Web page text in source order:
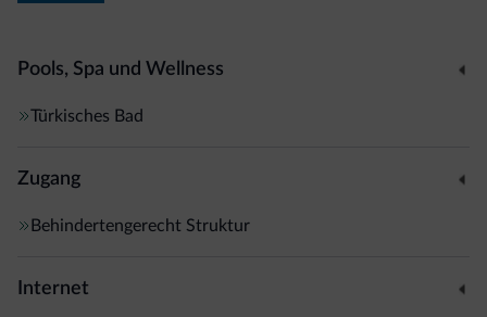
Besuch! Familie Pichler
Pools, Spa und Wellness
Türkisches Bad
Zugang
Behindertengerecht Struktur
Internet